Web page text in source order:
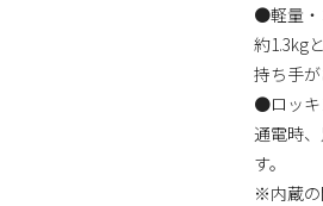
●軽量・
約1.3kg
持ち手
●ロッキ
通電時
す。
※内蔵の